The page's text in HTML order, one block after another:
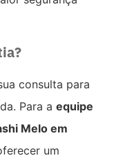
consulta para
Para a equipe
Melo em
um